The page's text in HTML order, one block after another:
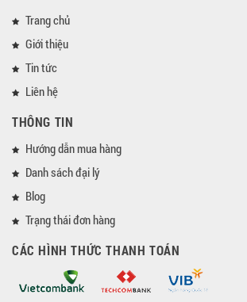
Trang chủ
Giới thiệu
Tin tức
Liên hệ
THÔNG TIN
Hướng dẫn mua hàng
Danh sách đại lý
Blog
Trạng thái đơn hàng
CÁC HÌNH THỨC THANH TOÁN